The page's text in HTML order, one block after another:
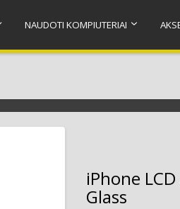
NAUDOTI KOMPIUTERIAI
iPhone
Glass